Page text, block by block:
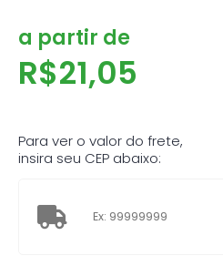
a partir de
R$21,05
Para ver o valor do frete,
insira seu CEP abaixo: